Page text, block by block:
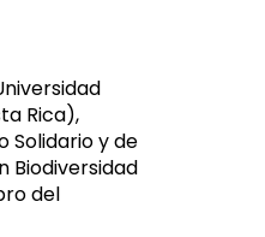
Rica),
Solidario y de
Biodiversidad
del